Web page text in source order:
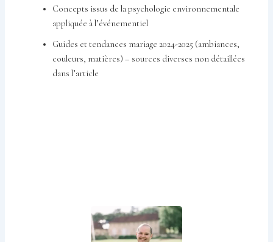
Concepts issus de la psychologie environnementale
appliquée à l’événementiel
Guides et tendances mariage 2024-2025 (ambiances,
couleurs, matières) – sources diverses non détaillées
dans l’article